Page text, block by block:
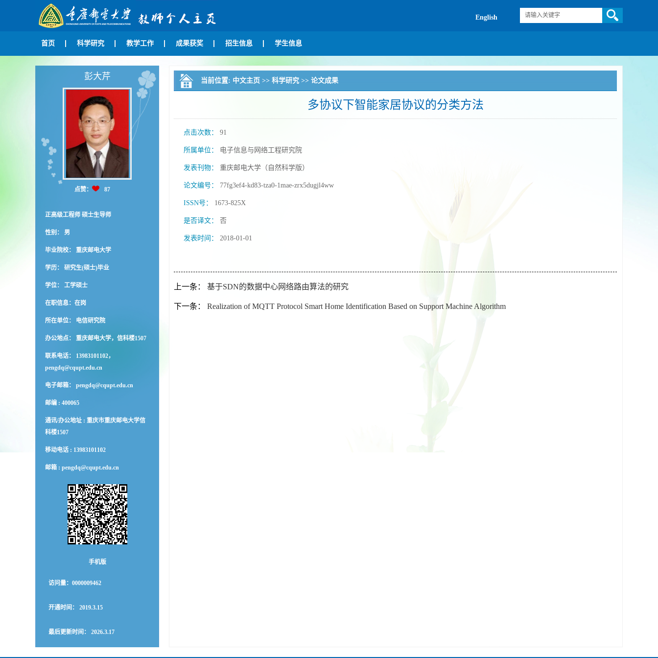
English
首页 科学研究 教学工作 成果获奖 招生信息 学生信息
彭大芹
点赞： 87
正高级工程师 硕士生导师
性别： 男
毕业院校： 重庆邮电大学
学历： 研究生(硕士)毕业
学位： 工学硕士
在职信息：在岗
所在单位： 电信研究院
办公地点： 重庆邮电大学，信科楼1507
联系电话： 13983101102，
pengdq@cqupt.edu.cn
电子邮箱： pengdq@cqupt.edu.cn
邮编 : 400065
通讯/办公地址 : 重庆市重庆邮电大学信
科楼1507
移动电话 : 13983101102
邮箱 : pengdq@cqupt.edu.cn
手机版
访问量： 0000009462
开通时间： 2019.3.15
最后更新时间： 2026.3.17
当前位置: 中文主页 >> 科学研究 >> 论文成果
多协议下智能家居协议的分类方法
点击次数： 91
所属单位： 电子信息与网络工程研究院
发表刊物： 重庆邮电大学（自然科学版）
论文编号： 77fg3ef4-kd83-tza0-1mae-zrx5dugjl4ww
ISSN号： 1673-825X
是否译文： 否
发表时间： 2018-01-01
上一条： 基于SDN的数据中心网络路由算法的研究
下一条： Realization of MQTT Protocol Smart Home Identification Based on Support Machine Algorithm